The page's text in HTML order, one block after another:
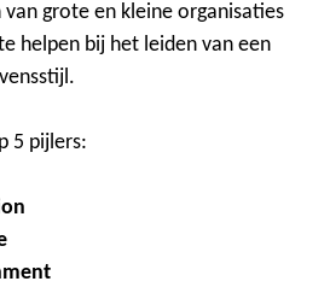
grote en kleine organisaties
helpen bij het leiden van een
5 pijlers: